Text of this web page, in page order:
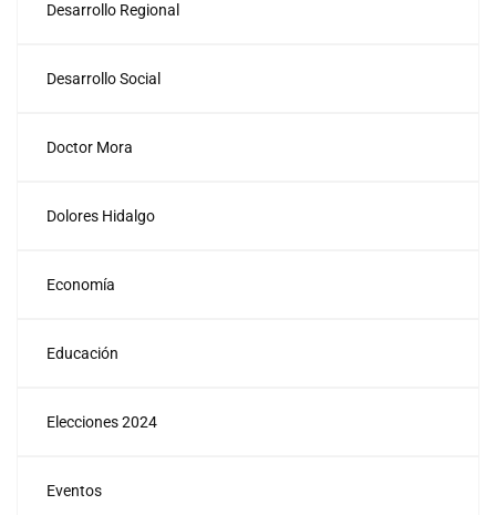
Desarrollo Regional
Desarrollo Social
Doctor Mora
Dolores Hidalgo
Economía
Educación
Elecciones 2024
Eventos